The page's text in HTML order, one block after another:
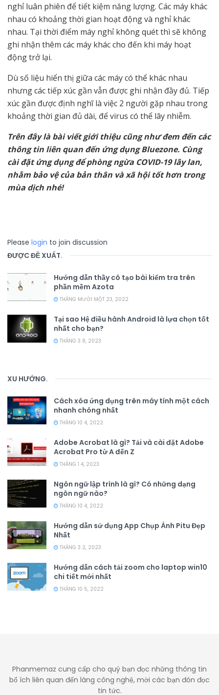
nghỉ luân phiên để tiết kiệm năng lượng. Các máy khác
nhau có khoảng thời gian hoạt động và nghỉ khác
nhau. Tại thời điểm máy nghỉ không quét thì sẽ không
ghi nhận thêm các máy khác cho đến khi máy hoạt
động trở lại.
Dù số liệu hiển thị giữa các máy có thể khác nhau
nhưng các tiếp xúc gần vẫn được ghi nhận đầy đủ. Tiếp
xúc gần được định nghĩ là việc 2 người gặp nhau trong
khoảng thời gian đủ dài, để virus có thể lây nhiễm.
Trên đây là bài viết giới thiệu cũng như đem đến các
thông tin liên quan đến ứng dụng Bluezone. Cùng
cài đặt ứng dụng để phòng ngừa COVID-19 lây lan,
nhằm bảo vệ của bản thân và xã hội tốt hơn trong
mùa dịch nhé!
Please login to join discussion
ĐƯỢC ĐỀ XUẤT.
Hướng dẫn thầy cô tạo bài kiểm tra trên
phần mềm Azota
THÁNG MƯỜI MỘT 23, 2022
Tại sao Hệ điều hành Android là lựa chọn tốt
nhất cho bạn?
THÁNG 3 8, 2023
XU HƯỚNG.
Cách xóa ứng dụng trên máy tính một cách
nhanh chóng nhất
THÁNG 10 4, 2022
Adobe Acrobat là gì? Tải và cài đặt Adobe
Acrobat Pro từ A đến Z
THÁNG 1 4, 2023
Ngôn ngữ lập trình là gì? Có những dạng
ngôn ngữ nào?
THÁNG 10 4, 2022
Hướng dẫn sử dụng App Chụp Ảnh Pitu Đẹp
Nhất
THÁNG 3 2, 2023
Hướng dẫn cách tải zoom cho laptop win10
chi tiết mới nhất
THÁNG 10 5, 2022
Phanmemaz cung cấp cho quý bạn đọc những thông tin
bổ ích liên quan đến làng công nghệ, mời các bạn đón đọc
tin tức.